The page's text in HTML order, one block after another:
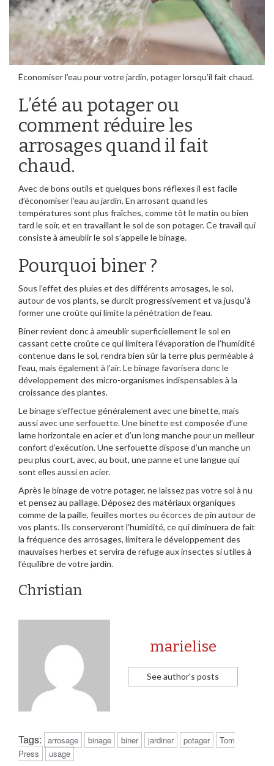
Économiser l’eau pour votre jardin, potager lorsqu’il fait chaud.
L’été au potager ou
comment réduire les
arrosages quand il fait
chaud.
Avec de bons outils et quelques bons réflexes il est facile
d’économiser l’eau au jardin. En arrosant quand les
températures sont plus fraîches, comme tôt le matin ou bien
tard le soir, et en travaillant le sol de son potager. Ce travail qui
consiste à ameublir le sol s’appelle le binage.
Pourquoi biner ?
Sous l’effet des pluies et des différents arrosages, le sol,
autour de vos plants, se durcit progressivement et va jusqu’à
former une croûte qui limite la pénétration de l’eau.
Biner revient donc à ameublir superficiellement le sol en
cassant cette croûte ce qui limitera l’évaporation de l’humidité
contenue dans le sol, rendra bien sûr la terre plus perméable à
l’eau, mais également à l’air. Le binage favorisera donc le
développement des micro-organismes indispensables à la
croissance des plantes.
Le binage s’effectue généralement avec une binette, mais
aussi avec une serfouette. Une binette est composée d’une
lame horizontale en acier et d’un long manche pour un meilleur
confort d’exécution. Une serfouette dispose d’un manche un
peu plus court, avec, au bout, une panne et une langue qui
sont elles aussi en acier.
Après le binage de votre potager, ne laissez pas votre sol à nu
et pensez au paillage. Déposez des matériaux organiques
comme de la paille, feuilles mortes ou écorces de pin autour de
vos plants. Ils conserveront l’humidité, ce qui diminuera de fait
la fréquence des arrosages, limitera le développement des
mauvaises herbes et servira de refuge aux insectes si utiles à
l’équilibre de votre jardin.
Christian
marielise
See author's posts
Tags: arrosage binage biner jardiner potager
Tom
Press
usage